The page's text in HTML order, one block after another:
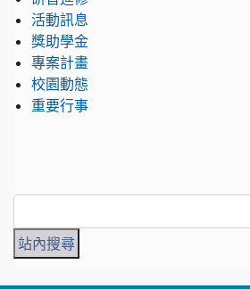
活動訊息
獎助學金
專案計畫
校園動態
重要行事